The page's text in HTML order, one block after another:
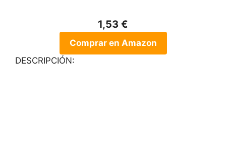
1,53 €
Comprar en Amazon
DESCRIPCIÓN: